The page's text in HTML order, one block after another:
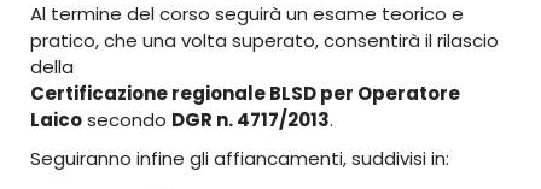
Al termine del corso seguirà un esame teorico e
pratico, che una volta superato, consentirà il rilascio
della
Certificazione regionale BLSD per Operatore
Laicosecondo DGR n. 4717/2013.
Seguiranno infine gli affiancamenti, suddivisi in: